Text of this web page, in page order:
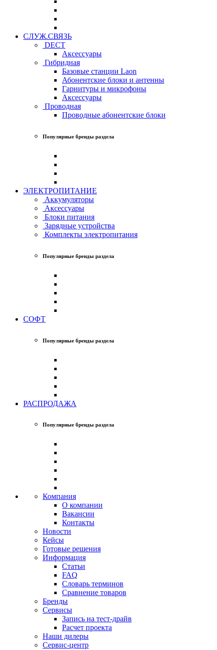
СЛУЖ.СВЯЗЬ
DECT
Аксессуары
Гибридная
Базовые станции Laon
Абонентские блоки и антенны
Гарнитуры и микрофоны
Аксессуары
Проводная
Проводные абонентские блоки
Популярные бренды раздела
ЭЛЕКТРОПИТАНИЕ
Аккумуляторы
Аксессуары
Блоки питания
Зарядные устройства
Комплекты электропитания
Популярные бренды раздела
СОФТ
Популярные бренды раздела
РАСПРОДАЖА
Популярные бренды раздела
Компания
О компании
Вакансии
Контакты
Новости
Кейсы
Готовые решения
Информация
Статьи
FAQ
Словарь терминов
Сравнение товаров
Бренды
Сервисы
Запись на тест-драйв
Расчет проекта
Наши дилеры
Сервис-центр